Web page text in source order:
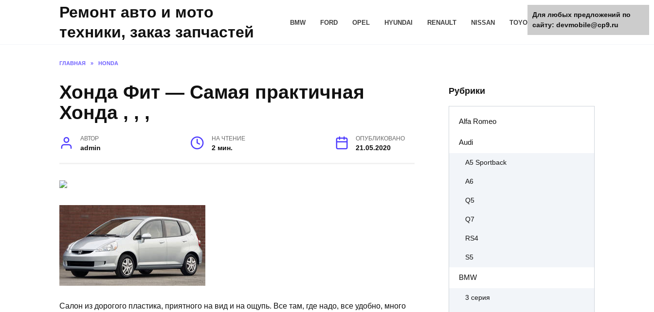
Ремонт авто и мото
техники, заказ запчастей
BMW FORD OPEL HYUNDAI RENAULT NISSAN TOYOTA РАЗНОЕ
ГЛАВНАЯ » HONDA
Хонда Фит — Самая практичная
Хонда , , ,
АВТОР
admin
НА ЧТЕНИЕ
2 мин.
ОПУБЛИКОВАНО
21.05.2020
Салон из дорогого пластика, приятного на вид и на ощупь. Все там, где надо, все удобно, много
Рубрики
Alfa Romeo
Audi
A5 Sportback
A6
Q5
Q7
RS4
S5
BMW
3 серия
Для любых предложений по
сайту: devmobile@cp9.ru